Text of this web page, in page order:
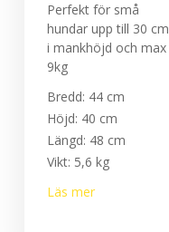
Perfekt för små
hundar upp till 30 cm
i mankhöjd och max
9kg
Bredd: 44 cm
Höjd: 40 cm
Längd: 48 cm
Vikt: 5,6 kg
Läs mer